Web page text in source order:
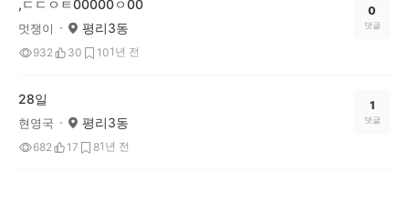
,ㄷㄷㅇㅌ00000ㅇ00
멋쟁이 평리3동
932 30 101년 전
0
댓글
28일
현영국 평리3동
682 17 81년 전
1
댓글